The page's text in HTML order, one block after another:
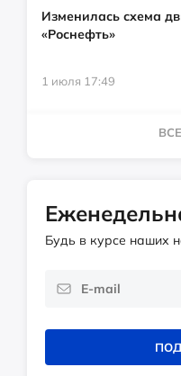
Изменилась схема
«Роснефть»
1 июля 17:49
Будь в курсе наших